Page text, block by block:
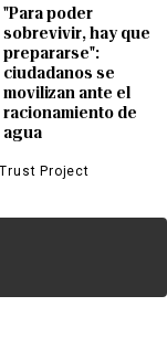
"Para poder
sobrevivir, hay que
prepararse":
ciudadanos se
movilizan ante el
racionamiento de
agua